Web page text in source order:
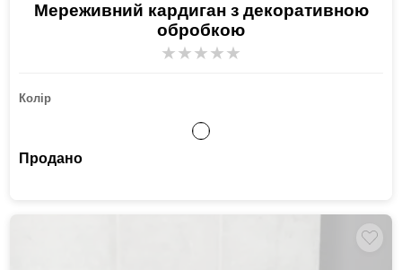
Мереживний кардиган з декоративною
обробкою
★★★★★
Колір
Продано